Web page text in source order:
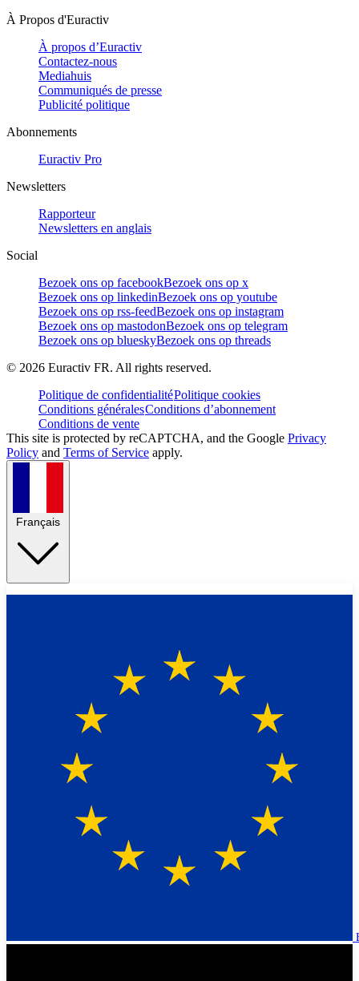
À Propos d'Euractiv
À propos d’Euractiv
Contactez-nous
Mediahuis
Communiqués de presse
Publicité politique
Abonnements
Euractiv Pro
Newsletters
Rapporteur
Newsletters en anglais
Social
Bezoek ons op facebookBezoek ons op x
Bezoek ons op linkedinBezoek ons op youtube
Bezoek ons op rss-feedBezoek ons op instagram
Bezoek ons op mastodonBezoek ons op telegram
Bezoek ons op blueskyBezoek ons op threads
© 2026 Euractiv FR. All rights reserved.
Politique de confidentialitéPolitique cookies
Conditions généralesConditions d’abonnement
Conditions de vente
This site is protected by reCAPTCHA, and the Google Privacy
Policy and Terms of Service apply.
Français